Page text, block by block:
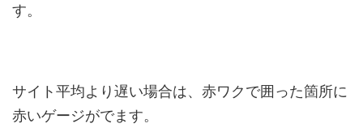
す。
サイト平均より遅い場合は、赤ワクで囲った箇所に
赤いゲージがでます。